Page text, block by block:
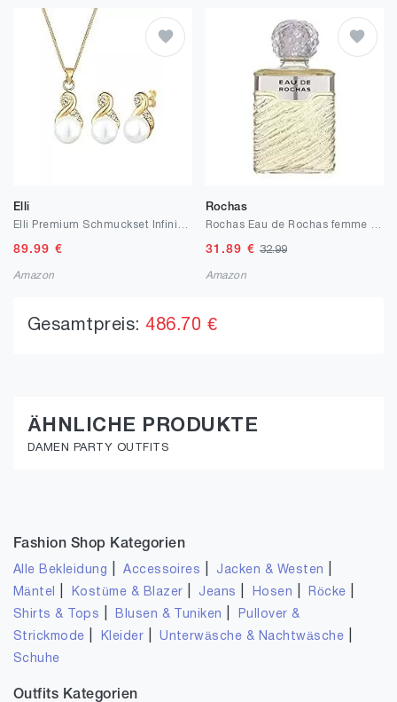
Elli
89.99 €
Amazon
Rochas
31.89 € 32.99
Amazon
Gesamtpreis: 486.70 €
ÄHNLICHE PRODUKTE
DAMEN PARTY OUTFITS
Fashion Shop Kategorien
Alle Bekleidung |Accessoires Jacken & Westen
Mäntel Kostüme & Blazer Jeans Hosen Röcke
Shirts & Tops Blusen & Tuniken
Pullover &
Strickmode
Kleider |Unterwäsche & Nachtwäsche
Schuhe
Outfits Kategorien